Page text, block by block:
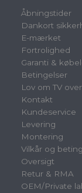
Åbningstider
Dankort
E-mærket
Fortrolighed
Garanti &
Betingelser
Lov om TV
Kontakt
Kundeservice
Levering
Montering
Vilkår og
Oversigt
Retur & RMA
OEM/Private